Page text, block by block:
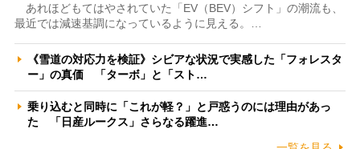
あれほどもてはやされていた「EV（BEV）シフト」の潮流も、
最近では減速基調になっているように見える。…
《雪道の対応力を検証》シビアな状況で実感した「フォレスタ
ー」の真価 「ターボ」と「スト…
乗り込むと同時に「これが軽？」と戸惑うのには理由があっ
た 「日産ルークス」さらなる躍進…